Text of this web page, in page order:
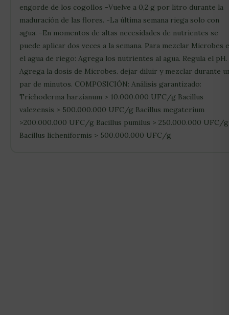
engorde de los cogollos -Vuelve a 0,2 g por litro durante la
maduración de las flores. -La última semana riega solo con
agua. -En momentos de altas necesidades de nutrientes se
puede aplicar dos veces a la semana. Para mezclar Microbes
el agua de riego: Agrega los nutrientes al agua. Regula el pH.
Agrega la dosis de Microbes. dejar diluir y mezclar durante
par de minutos. COMPOSICIÓN: Análisis garantizado:
Trichoderma harzianum > 10.000.000 UFC/g Bacillus
valezensis > 500.000.000 UFC/g Bacillus megaterium
>200.000.000 UFC/g Bacillus pumilus > 250.000.000 UFC/g
Bacillus licheniformis > 500.000.000 UFC/g